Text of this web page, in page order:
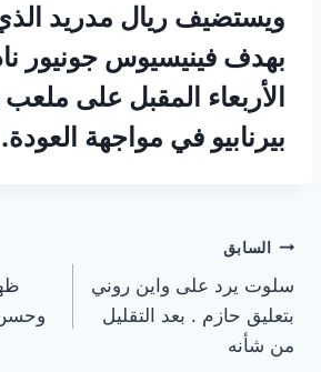
ويستضيف ريال مدريد الذي
بهدف فينيسيوس جونيور
الأربعاء المقبل على ملعب
بيرنابيو في مواجهة العودة.
تصفّح
المقالات
السابق
سلوت يرد على واين روني
بتعليق حازم . بعد التقليل
من شأنه